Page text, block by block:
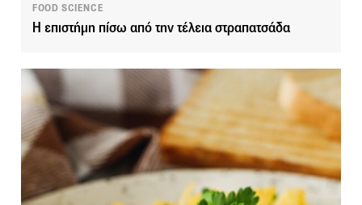
FOOD SCIENCE
Η επιστήμη πίσω από την τέλεια στραπατσάδα